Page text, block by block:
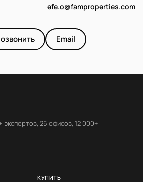
efe.o@famproperties.com
Email
25 офисов, 12 000+
КУПИТЬ